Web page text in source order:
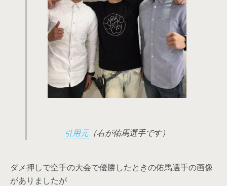
引用元（右が佑馬選手です）
ダメ押しで空手の大会で優勝したときの佑馬選手の画像
がありましたが